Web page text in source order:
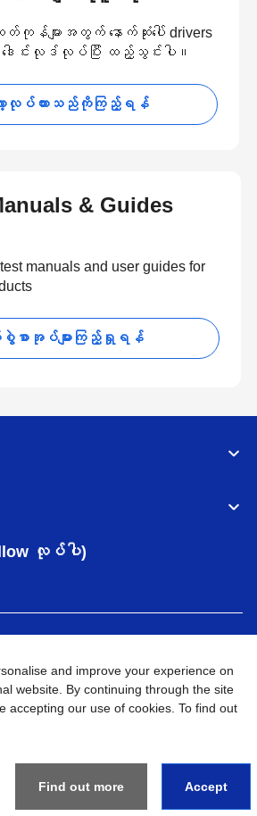
န်များအတွက် နောက်ဆုံးပေါ် drivers
ဒေါင်းလုဒ်လုပ်ပြီး ထည့်သွင်းပါ။
လော့လုပ်ထားသည်ကိုကြည့်ရန်
& Guides
manuals and user guides for
စာအုပ်များကြည့်ရှုရန်
လုပ်ပါ)
အသုံးပြုမူဝါဒ
သုံးစွဲရန် ဝက်ဆိုဒ်အညွှန်း
းရန်
and improve your experience on
website. By continuing through the site
accepting our use of cookies. To find out
Find out more Accept